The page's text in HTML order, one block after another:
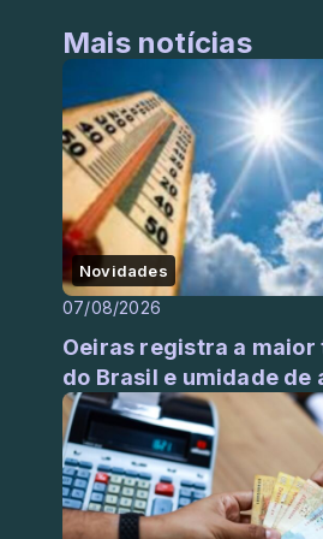
Mais notícias
Novidades
07/08/2026
Oeiras registra a
do Brasil e umidade de